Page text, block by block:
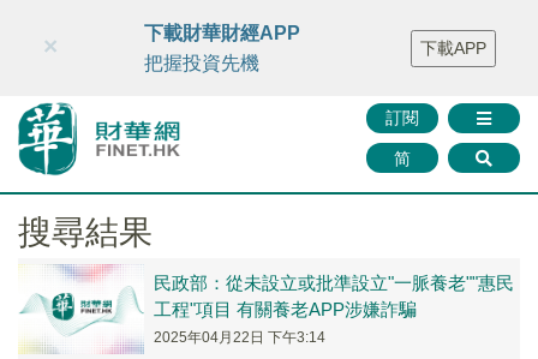
財華智庫網 FINTV FINMETA 財華證券 媒體矩陣
智庫沙龍
聯絡我們
訂閱
简
×
下載財華財經APP
把握投資先機
下載APP
搜尋結果
民政部：從未設立或批準設立"一脈養老""惠民
工程"項目 有關養老APP涉嫌詐騙
2025年04月22日 下午3:14